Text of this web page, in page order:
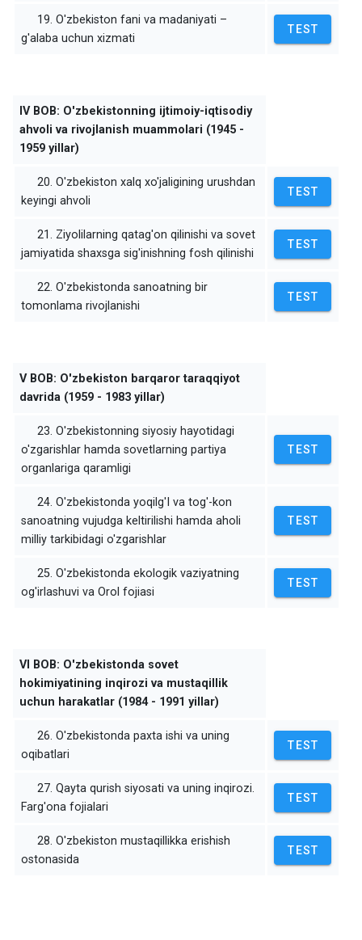
19. O'zbekiston fani va madaniyati –
g'alaba uchun xizmati
TEST
IV BOB: O'zbekistonning ijtimoiy-iqtisodiy
ahvoli va rivojlanish muammolari (1945 -
1959 yillar)
20. O'zbekiston xalq xo'jaligining urushdan
keyingi ahvoli
TEST
21. Ziyolilarning qatag'on qilinishi va sovet
jamiyatida shaxsga sig'inishning fosh qilinishi
TEST
22. O'zbekistonda sanoatning bir
tomonlama rivojlanishi
TEST
V BOB: O'zbekiston barqaror taraqqiyot
davrida (1959 - 1983 yillar)
23. O'zbekistonning siyosiy hayotidagi
o'zgarishlar hamda sovetlarning partiya
organlariga qaramligi
TEST
24. O'zbekistonda yoqilg'I va tog'-kon
sanoatning vujudga keltirilishi hamda aholi
milliy tarkibidagi o'zgarishlar
TEST
25. O'zbekistonda ekologik vaziyatning
og'irlashuvi va Orol fojiasi
TEST
VI BOB: O'zbekistonda sovet
hokimiyatining inqirozi va mustaqillik
uchun harakatlar (1984 - 1991 yillar)
26. O'zbekistonda paxta ishi va uning
oqibatlari
TEST
27. Qayta qurish siyosati va uning inqirozi.
Farg'ona fojialari
TEST
28. O'zbekiston mustaqillikka erishish
ostonasida
TEST